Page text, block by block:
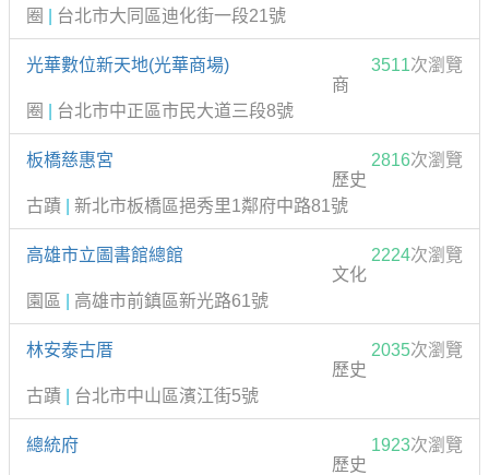
圈
台北市大同區迪化街一段21號
光華數位新天地(光華商場) 3511次瀏覽
商
圈
台北市中正區市民大道三段8號
板橋慈惠宮 2816次瀏覽
歷史
古蹟
新北市板橋區挹秀里1鄰府中路81號
高雄市立圖書館總館 2224次瀏覽
文化
園區
高雄市前鎮區新光路61號
林安泰古厝 2035次瀏覽
歷史
古蹟
台北市中山區濱江街5號
總統府 1923次瀏覽
歷史